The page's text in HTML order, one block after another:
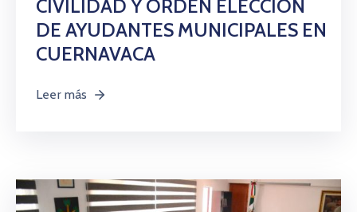
CIVILIDAD Y ORDEN ELECCIÓN
DE AYUDANTES MUNICIPALES EN
CUERNAVACA
Leer más